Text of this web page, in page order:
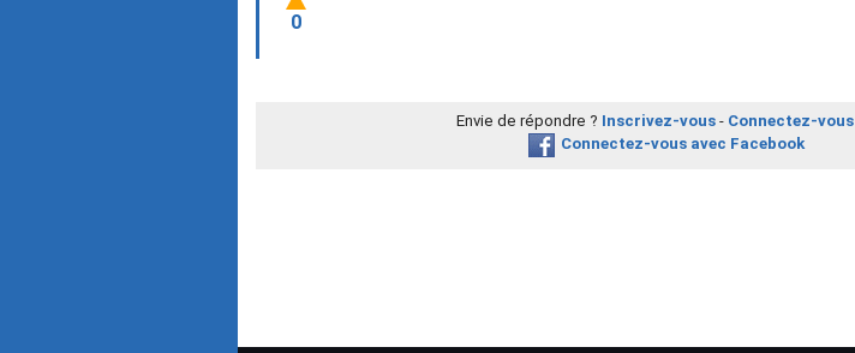
0
Envie de répondre ? Inscrivez-vous - Connectez-vous
Connectez-vous avec Facebook